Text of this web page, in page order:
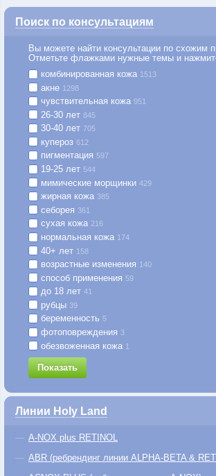
Поиск по консультациям
Вы можете найти консультации по схожим
Отметьте флажками нужные темы и
комбинированная кожа 1513
акне 1298
чувствительная кожа 951
26-30 лет 845
30-40 лет 705
купероз 612
пигментация 597
19-25 лет 544
мимические морщинки 429
жирная кожа 385
себорея 361
сухая кожа 216
нормальная кожа 174
40+ лет 158
возрастные изменения 140
способ применения 59
до 18 лет 41
рубцы 39
беременность 5
фотоповреждения 3
обезвоженная кожа 1
Показать
Линии Holy Land
A-NOX plus RETINOL
ABR (ребрендинг линии ALPHA-BETA &